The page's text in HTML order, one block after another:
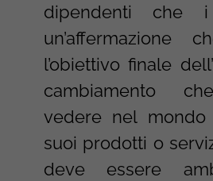
dipendenti che
un’affermazione
l’obiettivo finale
cambiamento
vedere nel mondo
suoi prodotti o
deve essere